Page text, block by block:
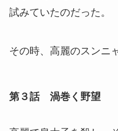
試みていたのだった。
その時、高麗のスンニ
第３話 渦巻く野望